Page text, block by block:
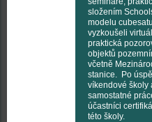
složením
modelu
vyzkoušeli
praktická
objektů
včetně
stanice. Po
víkendové školy
samostatné
účastníci
této školy.